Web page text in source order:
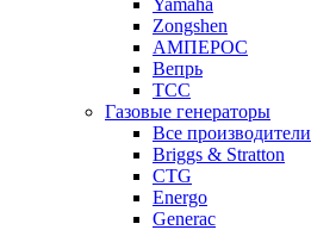
Yamaha
Zongshen
АМПЕРОС
Вепрь
ТСС
Газовые генераторы
Все производители
Briggs & Stratton
CTG
Energo
Generac